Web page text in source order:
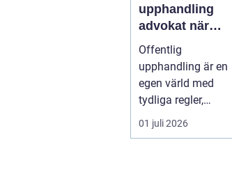
upphandling
advokat när
juridik möter
affär
Offentlig
upphandling är en
egen värld med
tydliga regler,
formella krav och
hårda tidsfrister. För
01 juli 2026